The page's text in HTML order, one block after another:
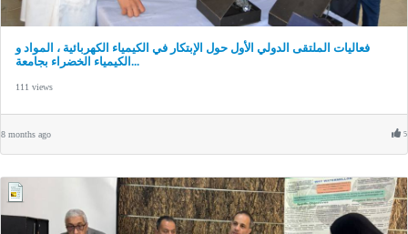
فعاليات الملتقى الدولي الأول حول الإبتكار في الكيمياء الكهربائية ، المواد و
الكيمياء الخضراء بجامعة...
111 views
8 months ago 5